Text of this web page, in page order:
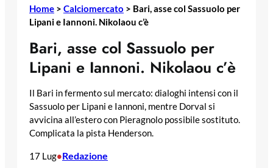
Home > Calciomercato > Bari, asse col Sassuolo per
Lipani e Iannoni. Nikolaou c’è
Bari, asse col Sassuolo per
Lipani e Iannoni. Nikolaou c’è
Il Bari in fermento sul mercato: dialoghi intensi con il
Sassuolo per Lipani e Iannoni, mentre Dorval si
avvicina all’estero con Pieragnolo possibile sostituto.
Complicata la pista Henderson.
17 Lug•Redazione